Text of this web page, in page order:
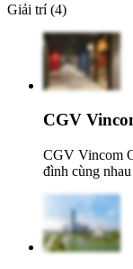
Giải trí (4)
CGV
CGV Vincom
đình cùng